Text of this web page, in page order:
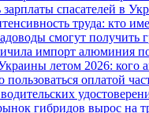
спасателей в
труда: кто
смогут получить
импорт алюминия
летом 2026: кого
пользоваться оплатой
гибридов вырос на